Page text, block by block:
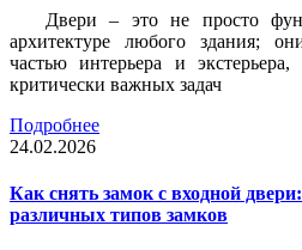
Двери – это не просто
архитектуре любого здания;
частью интерьера и
критически важных задач
Подробнее
24.02.2026
Как снять замок с входной
различных типов замков